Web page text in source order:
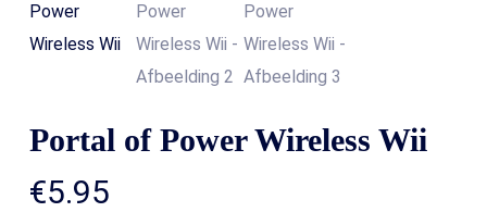
Portal of Power Wireless Wii
€5.95